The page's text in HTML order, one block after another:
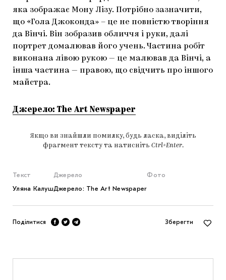
яка зображає Мону Лізу. Потрібно зазначити,
що «Гола Джоконда» – це не повністю творіння
да Вінчі. Він зобразив обличчя і руки, далі
портрет домалював його учень. Частина робіт
виконана лівою рукою — це малював да Вінчі, а
інша частина — правою, що свідчить про іншого
майстра.
Джерело: The Art Newspaper
Якщо ви знайшли помилку, будь ласка, виділіть
фрагмент тексту та натисніть Ctrl+Enter.
Текст
Уляна Калуш
Джерело
Джерело: The Art Newspaper
Фото
Поділитися Зберегти